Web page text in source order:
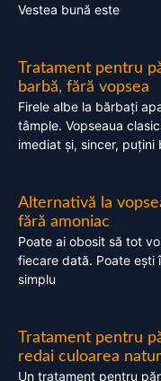
Vestea bună este
Tratament pentru
barbă, fără vopsea
Firele albe la bărbați
tâmple. Vopseaua
imediat și, sincer, puțini
Alternativă la
fără amoniac
Poate ai obosit să tot
fiecare dată. Poate ești
simplu
Tratament pentru
redai culoarea
Un tratament pentru